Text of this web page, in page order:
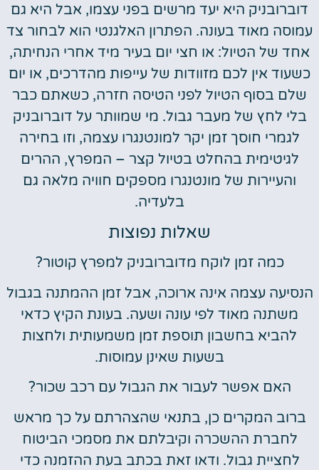
דוברובניק היא יעד מרשים בפני עצמו, אבל היא גם
עמוסה מאוד בעונה. הפתרון האלגנטי הוא לבחור צד
אחד של הטיול: או חצי יום בעיר מיד אחרי הנחיתה,
כשעוד אין לכם מזוודות של עייפות מהדרכים, או יום
שלם בסוף הטיול לפני הטיסה חזרה, כשאתם כבר
בלי לחץ של מעבר גבול. מי שמוותר על דוברובניק
לגמרי חוסך זמן יקר למונטנגרו עצמה, וזו בחירה
לגיטימית בהחלט בטיול קצר – המפרץ, ההרים
והעיירות של מונטנגרו מספקים חוויה מלאה גם
בלעדיה.
שאלות נפוצות
כמה זמן לוקח מדוברובניק למפרץ קוטור?
הנסיעה עצמה אינה ארוכה, אבל זמן ההמתנה בגבול
משתנה מאוד לפי עונה ושעה. בעונת הקיץ כדאי
להביא בחשבון תוספת זמן משמעותית ולחצות
בשעות שאינן עמוסות.
האם אפשר לעבור את הגבול עם רכב שכור?
ברוב המקרים כן, בתנאי שהצהרתם על כך מראש
לחברת ההשכרה וקיבלתם את מסמכי הביטוח
לחציית גבול. ודאו זאת בכתב בעת ההזמנה כדי